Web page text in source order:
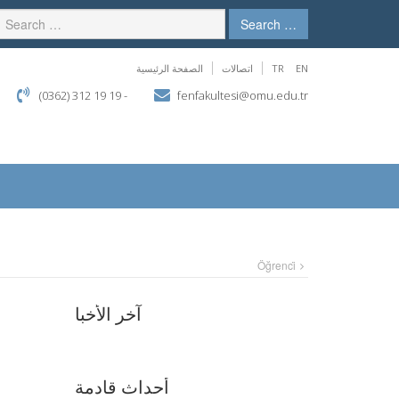
Search …
الصفحة الرئيسية اتصالات TR EN
(0362) 312 19 19 - fenfakultesi@omu.edu.tr
Öğrenci̇
آخر الأخبا
أحداث قادمة